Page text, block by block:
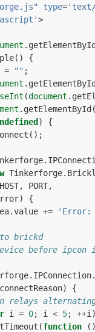
type=
>
.
()
{
= "" ;
.
(document .
. getElementById
)
{
();
.
Tinkerforge.
HOST, PORT,
)
{
.value +=
brickd
before ipcon
. IPConnection
connectReason)
{
relays
i = 0; i < 5; ++i
(function